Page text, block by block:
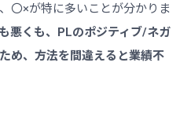
〇×が特に多いことが分かりま
悪くも、PLのポジティブ/ネガ
め、方法を間違えると業績不